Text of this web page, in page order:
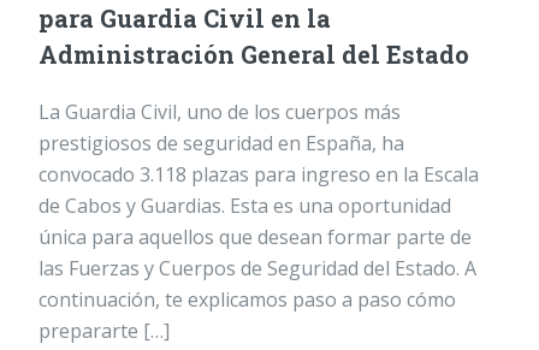
para Guardia Civil en la
Administración General del Estado
La Guardia Civil, uno de los cuerpos más
prestigiosos de seguridad en España, ha
convocado 3.118 plazas para ingreso en la Escala
de Cabos y Guardias. Esta es una oportunidad
única para aquellos que desean formar parte de
las Fuerzas y Cuerpos de Seguridad del Estado. A
continuación, te explicamos paso a paso cómo
prepararte […]